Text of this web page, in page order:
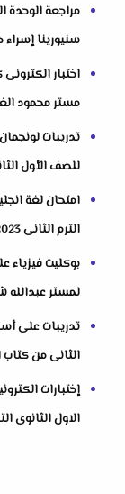
مراجعة الوحدة
سنيورينا إسراء
مستر محمود
تدريبات
للصف الأول
الترم الثانى 2023 كتاب Full Mark
بوكليت فيزياء
لمستر
تدريبات على
الثانى من كتاب
إختبارات
الاول الثانوى